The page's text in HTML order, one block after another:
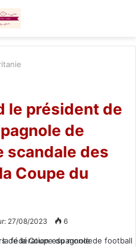
le président de
de
scandale des
Coupe du
27/08/2023 6